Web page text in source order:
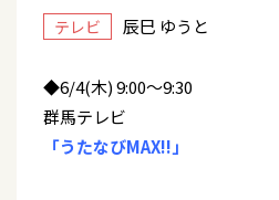
テレビ 辰巳 ゆうと
◆6/4(木) 9:00～9:30
群馬テレビ
「うたなびMAX!!」